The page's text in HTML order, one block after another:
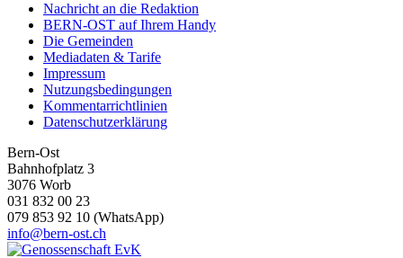
Nachricht an die Redaktion
BERN-OST auf Ihrem Handy
Die Gemeinden
Mediadaten & Tarife
Impressum
Nutzungsbedingungen
Kommentarrichtlinien
Datenschutzerklärung
Bern-Ost
Bahnhofplatz 3
3076 Worb
031 832 00 23
079 853 92 10 (WhatsApp)
info@bern-ost.ch